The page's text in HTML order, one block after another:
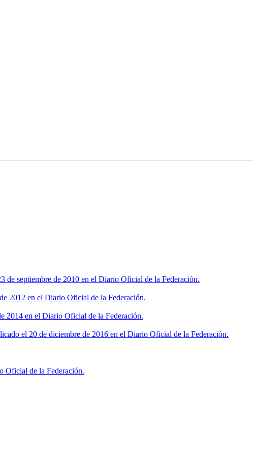
de septiembre de 2010 en el Diario Oficial de la Federación.
2012 en el Diario Oficial de la Federación.
2014 en el Diario Oficial de la Federación.
el 20 de diciembre de 2016 en el Diario Oficial de la Federación.
Oficial de la Federación.